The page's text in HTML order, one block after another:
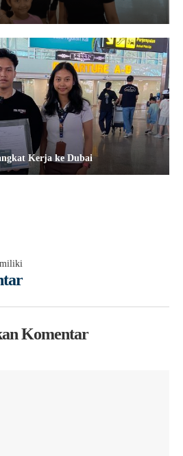
Kerja ke Dubai
Komentar